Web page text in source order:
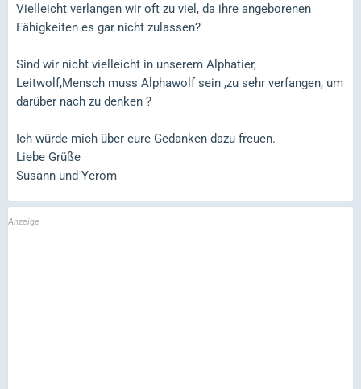
Vielleicht verlangen wir oft zu viel, da ihre angeborenen
Fähigkeiten es gar nicht zulassen?
Sind wir nicht vielleicht in unserem Alphatier,
Leitwolf,Mensch muss Alphawolf sein ,zu sehr verfangen, um
darüber nach zu denken ?
Ich würde mich über eure Gedanken dazu freuen.
Liebe Grüße
Susann und Yerom